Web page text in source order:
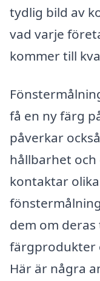
tydlig bild av
vad varje
kommer till
få en ny färg
påverkar
hållbarhet
kontaktar
dem om
färgprodukter
Här är några